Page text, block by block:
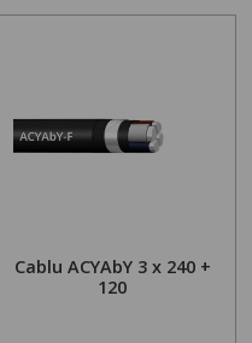
Cablu ACYAbY 3 x 240 +
120